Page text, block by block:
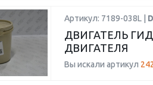
Артикул: 7189-038L |
ДВИГАТЕЛЬ
ДВИГАТЕЛЯ
Вы искали артикул